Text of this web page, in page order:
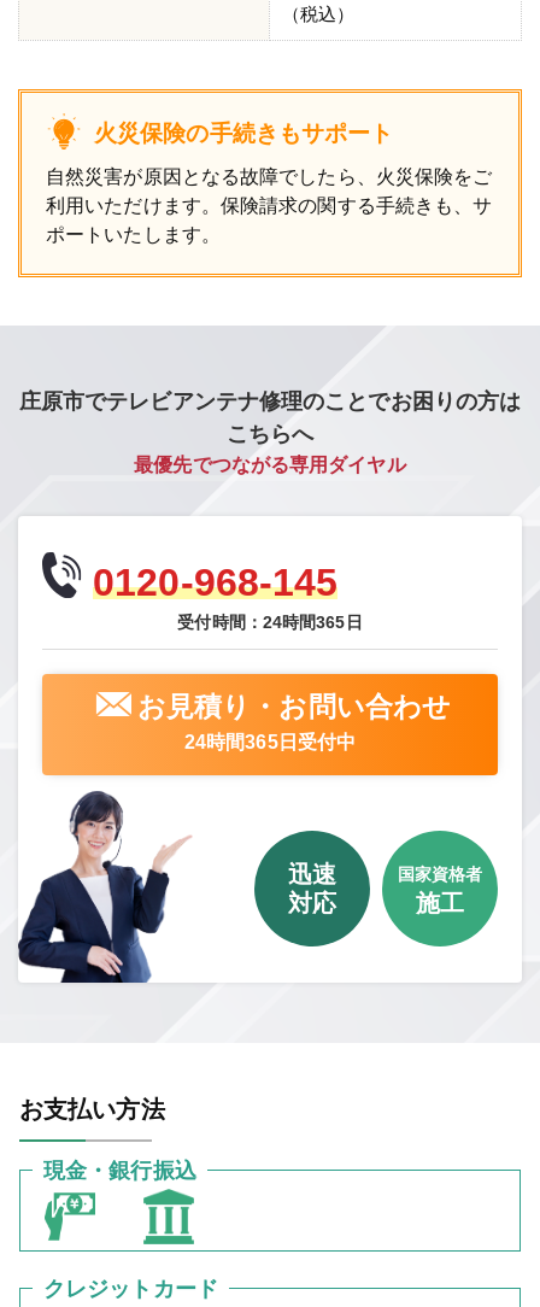
（税込）
火災保険の手続きもサポート
自然災害が原因となる故障でしたら、火災保険をご
利用いただけます。保険請求の関する手続きも、サ
ポートいたします。
庄原市でテレビアンテナ修理のことでお困りの方は
こちらへ
最優先でつながる専用ダイヤル
0120-968-145
受付時間：24時間365日
お見積り・お問い合わせ
24時間365日受付中
迅速
対応
国家資格者
施工
お支払い方法
現金・銀行振込
クレジットカード